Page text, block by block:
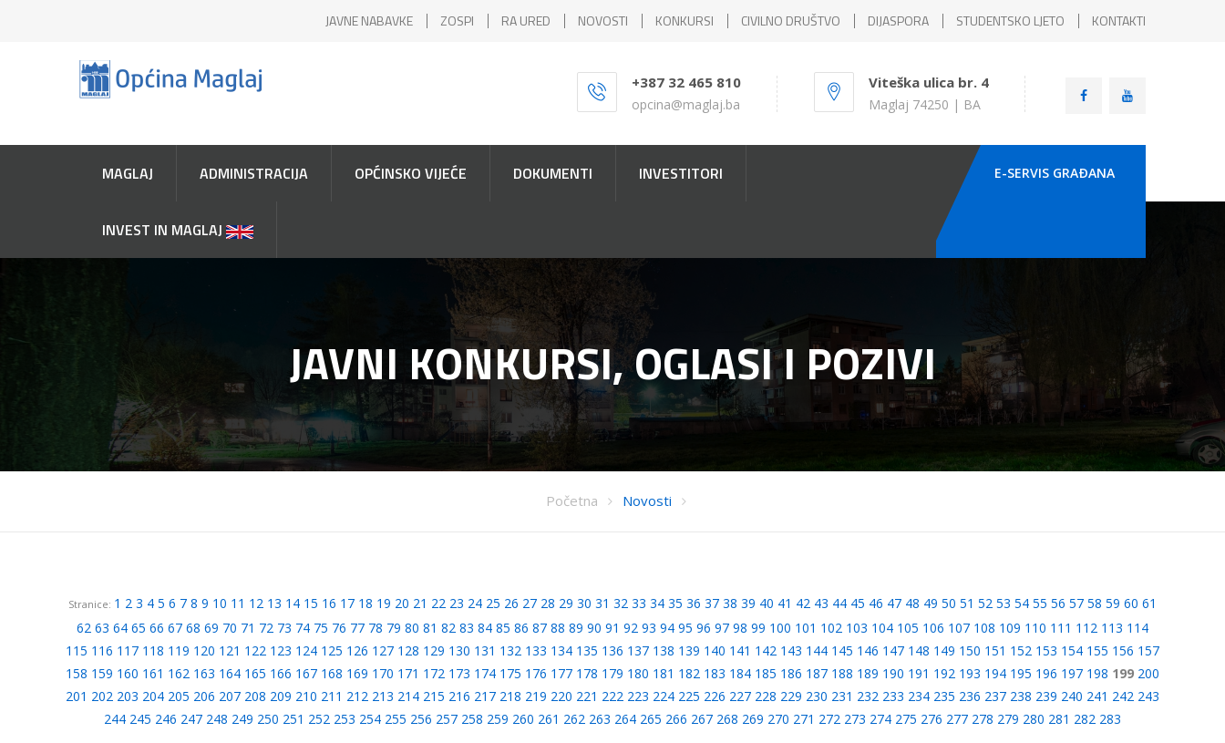
JAVNE NABAVKE ZOSPI RA URED NOVOSTI KONKURSI CIVILNO DRUŠTVO DIJASPORA STUDENTSKO LJETO KONTAKTI
+387 32 465 810
opcina@maglaj.ba
Viteška ulica br. 4
Maglaj 74250 | BA
MAGLAJ ADMINISTRACIJA OPĆINSKO VIJEĆE DOKUMENTI INVESTITORI
INVEST IN MAGLAJ
E-SERVIS GRAÐANA
JAVNI KONKURSI, OGLASI I POZIVI
Početna Novosti
Stranice: 1 2 3 4 5 6 7 8 9 10 11 12 13 14 15 16 17 18 19 20 21 22 23 24 25 26 27 28 29 30 31 32 33 34 35 36 37 38 39 40 41 42 43 44 45 46 47 48 49 50 51 52 53 54 55 56 57 58 59 60 61
62 63 64 65 66 67 68 69 70 71 72 73 74 75 76 77 78 79 80 81 82 83 84 85 86 87 88 89 90 91 92 93 94 95 96 97 98 99 100 101 102 103 104 105 106 107 108 109 110 111 112 113 114
115 116 117 118 119 120 121 122 123 124 125 126 127 128 129 130 131 132 133 134 135 136 137 138 139 140 141 142 143 144 145 146 147 148 149 150 151 152 153 154 155 156 157
158 159 160 161 162 163 164 165 166 167 168 169 170 171 172 173 174 175 176 177 178 179 180 181 182 183 184 185 186 187 188 189 190 191 192 193 194 195 196 197 198 199 200
201 202 203 204 205 206 207 208 209 210 211 212 213 214 215 216 217 218 219 220 221 222 223 224 225 226 227 228 229 230 231 232 233 234 235 236 237 238 239 240 241 242 243
244 245 246 247 248 249 250 251 252 253 254 255 256 257 258 259 260 261 262 263 264 265 266 267 268 269 270 271 272 273 274 275 276 277 278 279 280 281 282 283